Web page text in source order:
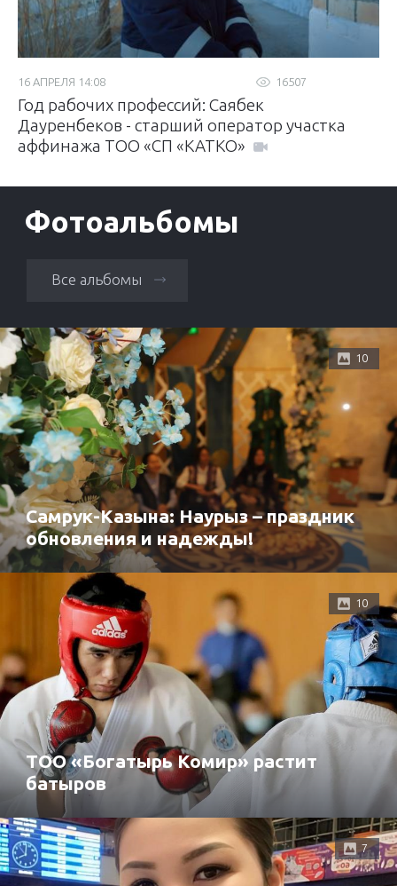
16507
16 АПРЕЛЯ 14:08
Год рабочих профессий: Саябек
Дауренбеков - старший оператор участка
аффинажа ТОО «СП «КАТКО»
Фотоальбомы
Все альбомы
10
Самрук-Казына: Наурыз – праздник
обновления и надежды!
10
ТОО «Богатырь Комир» растит
батыров
7